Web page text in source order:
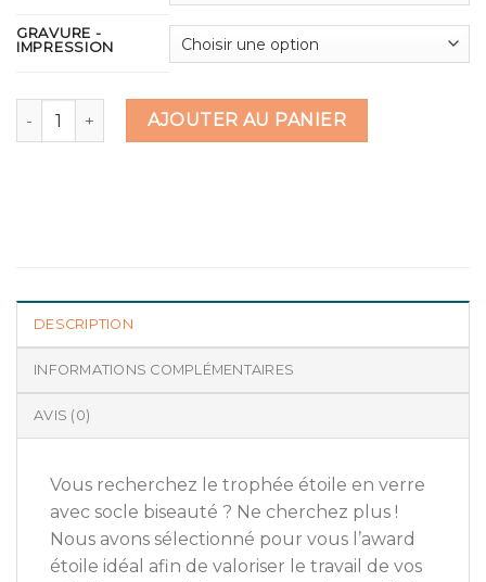
GRAVURE -
IMPRESSION
quantité de Trophée étoile en verre avec socle biseauté
AJOUTER AU PANIER
DESCRIPTION
INFORMATIONS COMPLÉMENTAIRES
AVIS (0)
Vous recherchez le trophée étoile en verre
avec socle biseauté ? Ne cherchez plus !
Nous avons sélectionné pour vous l’award
étoile idéal afin de valoriser le travail de vos